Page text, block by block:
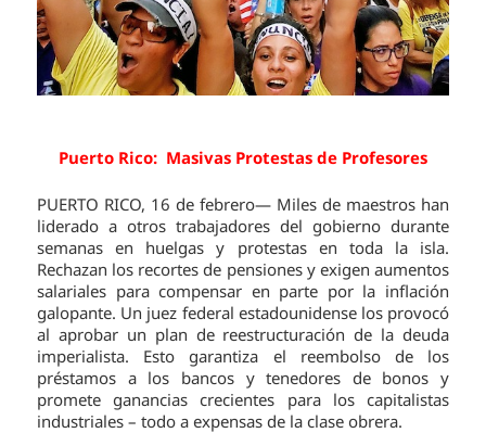
Puerto Rico: Masivas Protestas de Profesores
PUERTO RICO, 16 de febrero— Miles de maestros han
liderado a otros trabajadores del gobierno durante
semanas en huelgas y protestas en toda la isla.
Rechazan los recortes de pensiones y exigen aumentos
salariales para compensar en parte por la inflación
galopante. Un juez federal estadounidense los provocó
al aprobar un plan de reestructuración de la deuda
imperialista. Esto garantiza el reembolso de los
préstamos a los bancos y tenedores de bonos y
promete ganancias crecientes para los capitalistas
industriales – todo a expensas de la clase obrera.